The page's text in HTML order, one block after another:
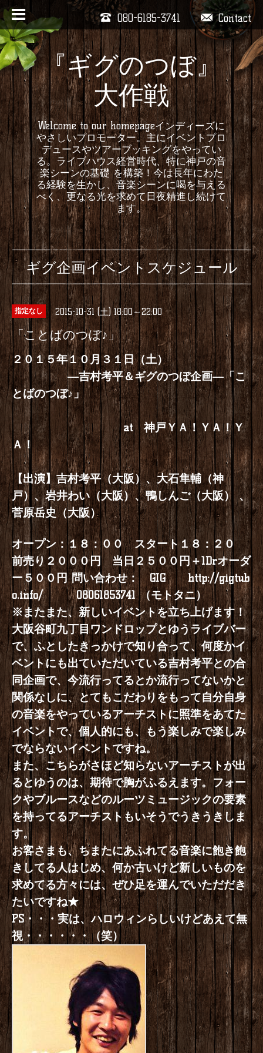
Contact
080-6185-3741
『ギグのつぼ』
大作戦
Welcome to our homepageインディーズに
やさしいプロモーター。主にイベントプロ
デュースやツアーブッキングをやってい
る。ライブハウス経営時代、特に神戸の音
楽シーンの基礎 を構築！今は長年にわた
る経験を生かし、音楽シーンに喝を与える
べく、更なる光を求めて日夜精進し続けて
ます。
ギグ企画イベントスケジュール
指定なし 2015-10-31 (土) 18:00～22:00
「ことばのつぼ♪」
２０１５年１０月３１日（土）
―吉村考平＆ギグのつぼ企画―「こ
とばのつぼ♪」
at 神戸ＹＡ！ＹＡ！Ｙ
Ａ！
【出演】吉村考平（大阪）、大石隼輔（神
戸）、岩井わい（大阪）、鴨しんご（大阪） 、
菅原岳史（大阪）
オープン：１８：００ スタート１８：２０
前売り２０００円 当日２５００円＋1Drオーダ
ー５００円 問い合わせ： GIGhttp://gigtub
o.info/08061853741 （モトタニ）
※またまた、新しいイベントを立ち上げます！
大阪谷町九丁目ワンドロップとゆうライブバー
で、ふとしたきっかけで知り合って、何度かイ
ベントにも出ていただいている吉村考平との合
同企画で、今流行ってるとか流行ってないかと
関係なしに、とてもこだわりをもって自分自身
の音楽をやっているアーチストに照準をあてた
イベントで、個人的にも、もう楽しみで楽しみ
でならないイベントですね。
また、こちらがさほど知らないアーチストが出
るとゆうのは、期待で胸がふるえます。フォー
クやブルースなどのルーツミュージックの要素
を持ってるアーチストもいそうでうきうきしま
す。
お客さまも、ちまたにあふれてる音楽に飽き飽
きしてる人はじめ、何か古いけど新しいものを
求めてる方々には、ぜひ足を運んでいただだき
たいですね★
PS・・・実は、ハロウィンらしいけどあえて無
視・・・・・・（笑）